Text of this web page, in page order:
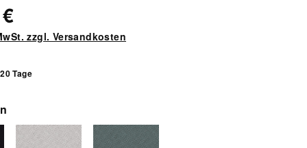
zzgl. Versandkosten
Tage
auswählen